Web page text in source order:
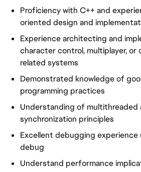
Proficiency with C++ and
oriented design and
Experience architecting and
character control, multiplayer, or
related systems
Demonstrated knowledge of
programming practices
Understanding of multithreaded
synchronization principles
Excellent debugging
debug
Understand performance